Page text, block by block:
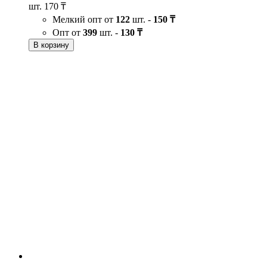
шт. 170 ₸
Мелкий опт от 122 шт. - 150 ₸
Опт от 399 шт. - 130 ₸
В корзину